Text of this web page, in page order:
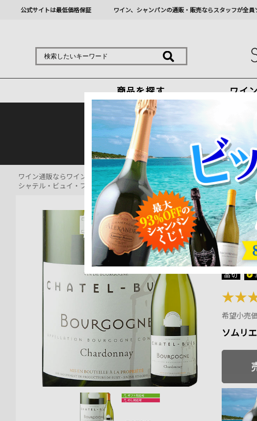
公式サイトは最低価格保証 ワイン、シャンパンの通販・販売ならスタッフが全
商品を探す ワイ
最新の
熊本地震の影響により九州への
ワイン通販ならワインショップソムリエ > 白ワイン通販 >
シャテル・ビュイ・ブルゴーニュ・シャルドネ カーヴ・デ・ヴィニュロン
ミネラル
シャテ
2023年
商品番号：
品切
★★
希望小売
ソムリ